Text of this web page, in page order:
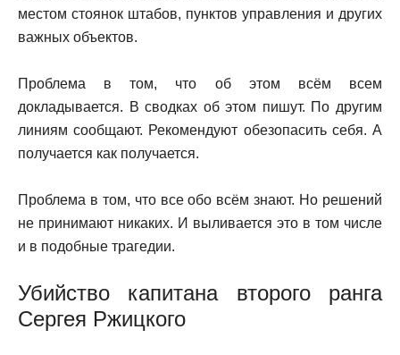
местом стоянок штабов, пунктов управления и других
важных объектов.
Проблема в том, что об этом всём всем
докладывается. В сводках об этом пишут. По другим
линиям сообщают. Рекомендуют обезопасить себя. А
получается как получается.
Проблема в том, что все обо всём знают. Но решений
не принимают никаких. И выливается это в том числе
и в подобные трагедии.
Убийство капитана второго ранга
Сергея Ржицкого